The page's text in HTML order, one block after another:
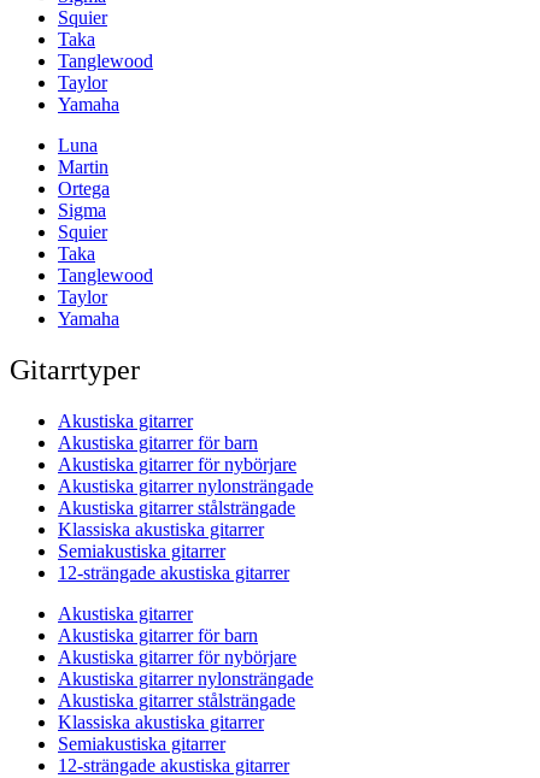
Squier
Taka
Tanglewood
Taylor
Yamaha
Luna
Martin
Ortega
Sigma
Squier
Taka
Tanglewood
Taylor
Yamaha
Gitarrtyper
Akustiska gitarrer
Akustiska gitarrer för barn
Akustiska gitarrer för nybörjare
Akustiska gitarrer nylonsträngade
Akustiska gitarrer stålsträngade
Klassiska akustiska gitarrer
Semiakustiska gitarrer
12-strängade akustiska gitarrer
Akustiska gitarrer
Akustiska gitarrer för barn
Akustiska gitarrer för nybörjare
Akustiska gitarrer nylonsträngade
Akustiska gitarrer stålsträngade
Klassiska akustiska gitarrer
Semiakustiska gitarrer
12-strängade akustiska gitarrer